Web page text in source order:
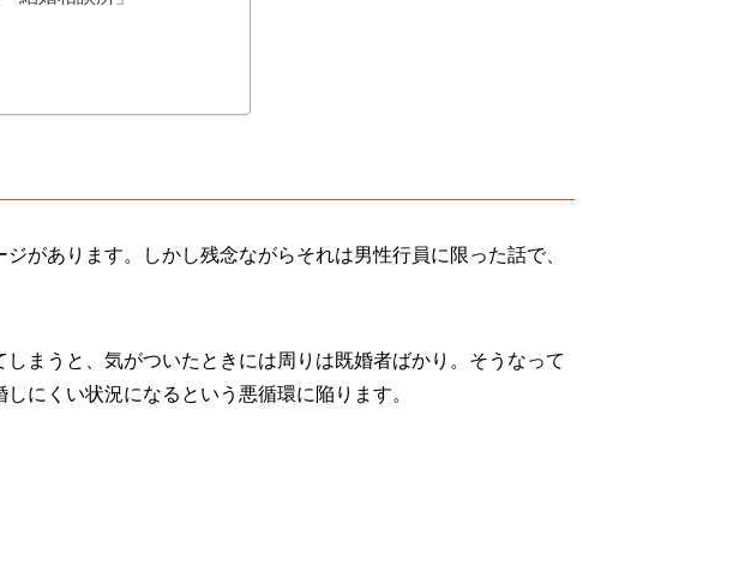
があります。しかし残念ながらそれは男性行員に限った話で、
まうと、気がついたときには周りは既婚者ばかり。そうなって
にくい状況になるという悪循環に陥ります。